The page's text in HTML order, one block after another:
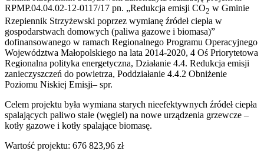
RPMP.04.04.02-12-0117/17 pn. „Redukcja emisji CO2 w Gminie
Rzepiennik Strzyżewski poprzez wymianę źródeł ciepła w
gospodarstwach domowych (paliwa gazowe i biomasa)”
dofinansowanego w ramach Regionalnego Programu Operacyjnego
Województwa Małopolskiego na lata 2014-2020, 4 Oś Priorytetowa
Regionalna polityka energetyczna, Działanie 4.4. Redukcja emisji
zanieczyszczeń do powietrza, Poddziałanie 4.4.2 Obniżenie
Poziomu Niskiej Emisji– spr.
Celem projektu była wymiana starych nieefektywnych źródeł ciepła
spalających paliwo stałe (węgiel) na nowe urządzenia grzewcze –
kotły gazowe i kotły spalające biomasę.
Wartość projektu: 676 823,96 zł